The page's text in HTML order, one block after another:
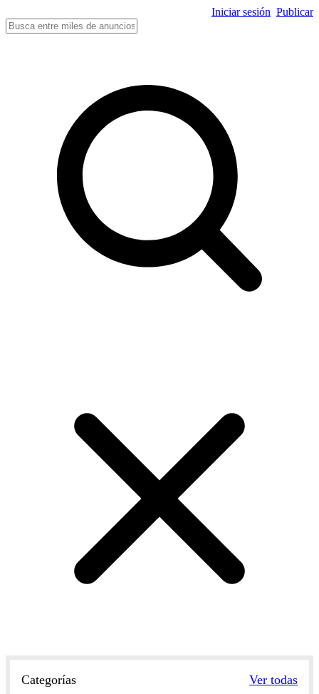
Iniciar sesión Publicar
Categorías Ver todas